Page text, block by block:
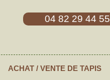
04 82 29 44 55
ACHAT / VENTE DE TAPIS